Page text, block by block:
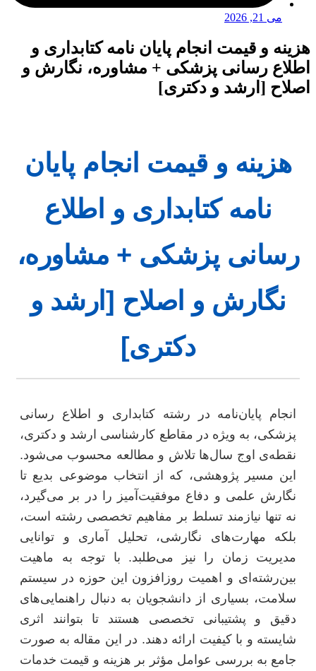
می 21, 2026
هزینه و قیمت انجام پایان نامه کتابداری و
اطلاع رسانی پزشکی + مشاوره، نگارش و
اصلاح [ارشد و دکتری]
هزینه و قیمت انجام پایان
نامه کتابداری و اطلاع
رسانی پزشکی + مشاوره،
نگارش و اصلاح [ارشد و
دکتری]
انجام پایان‌نامه در رشته کتابداری و اطلاع رسانی
پزشکی، به ویژه در مقاطع کارشناسی ارشد و دکتری،
نقطه‌ی اوج سال‌ها تلاش و مطالعه محسوب می‌شود.
این مسیر پژوهشی، که از انتخاب موضوعی بدیع تا
نگارش علمی و دفاع موفقیت‌آمیز را در بر می‌گیرد،
نه تنها نیازمند تسلط بر مفاهیم تخصصی رشته است،
بلکه مهارت‌های نگارشی، تحلیل آماری و توانایی
مدیریت زمان را نیز می‌طلبد. با توجه به ماهیت
بین‌رشته‌ای و اهمیت روزافزون این حوزه در سیستم
سلامت، بسیاری از دانشجویان به دنبال راهنمایی‌های
دقیق و پشتیبانی تخصصی هستند تا بتوانند اثری
شایسته و با کیفیت ارائه دهند. در این مقاله به صورت
جامع به بررسی عوامل مؤثر بر هزینه و قیمت خدمات